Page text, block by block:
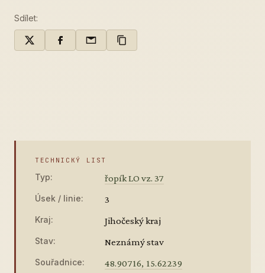
Sdílet:
TECHNICKÝ LIST
Typ: řopík LO vz. 37
Úsek / linie: 3
Kraj: Jihočeský kraj
Stav: Neznámý stav
Souřadnice: 48.90716, 15.62239